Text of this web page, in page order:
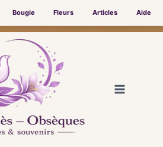
Bougie Fleurs Articles Aide